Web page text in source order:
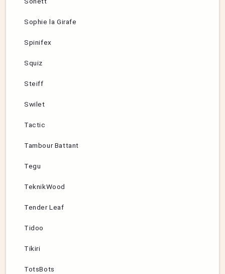
Sophie la Girafe
Spinifex
Squiz
Steiff
Swilet
Tactic
Tambour Battant
Tegu
TeknikWood
Tender Leaf
Tidoo
Tikiri
TotsBots